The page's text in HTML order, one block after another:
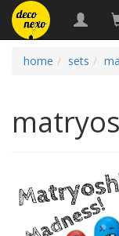
home sets